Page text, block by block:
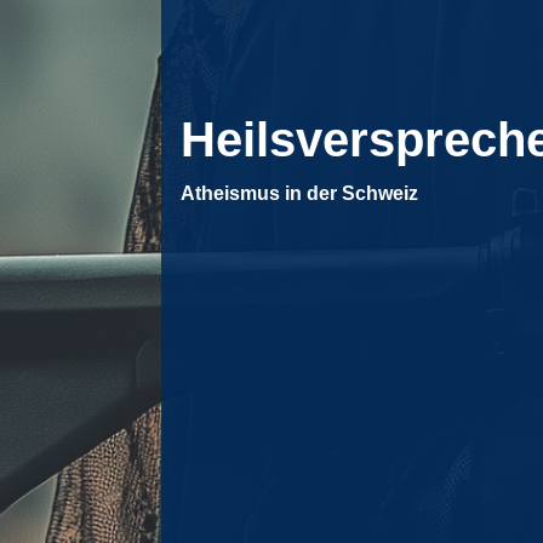
Atheismus in der Schweiz